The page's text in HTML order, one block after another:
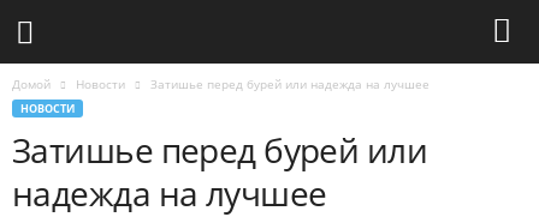
Домой Новости Затишье перед бурей или надежда на лучшее
НОВОСТИ
Затишье перед бурей или
надежда на лучшее